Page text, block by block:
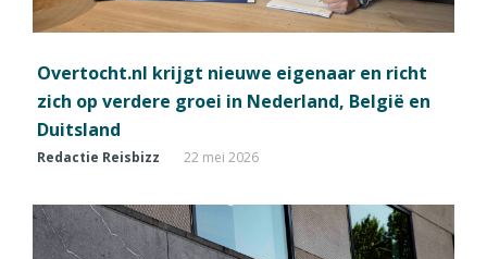
Overtocht.nl krijgt nieuwe eigenaar en richt
zich op verdere groei in Nederland, België en
Duitsland
Redactie Reisbizz 22 mei 2026